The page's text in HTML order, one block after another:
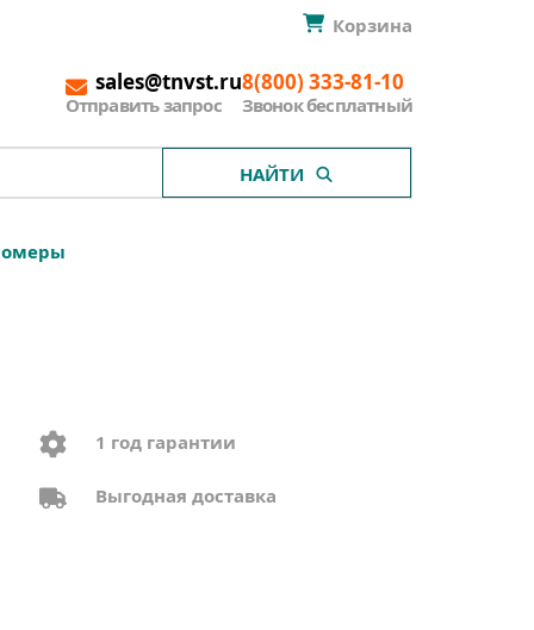
Корзина
sales@tnvst.ru
Отправить запрос
8(800) 333-81-10
Звонок бесплатный
НАЙТИ
1 год гарантии
Выгодная доставка